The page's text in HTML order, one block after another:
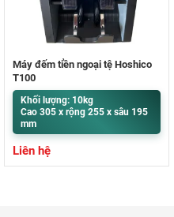
Máy đếm tiền ngoại tệ Hoshico
T100
Khối lượng: 10kg
Cao 305 x rộng 255 x sâu 195
mm
Liên hệ